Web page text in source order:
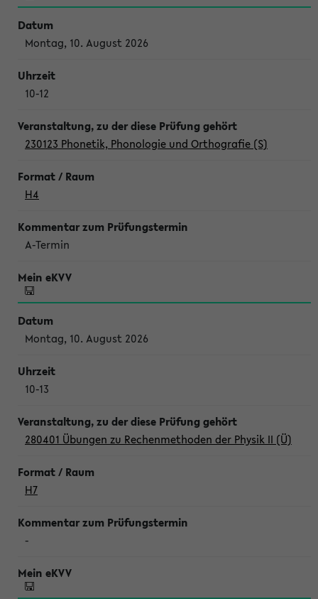
Montag, 10. August 2026
10-12
230123 Phonetik, Phonologie und Orthografie (S)
H4
A-Termin
Montag, 10. August 2026
10-13
280401 Übungen zu Rechenmethoden der Physik II (Ü)
H7
-